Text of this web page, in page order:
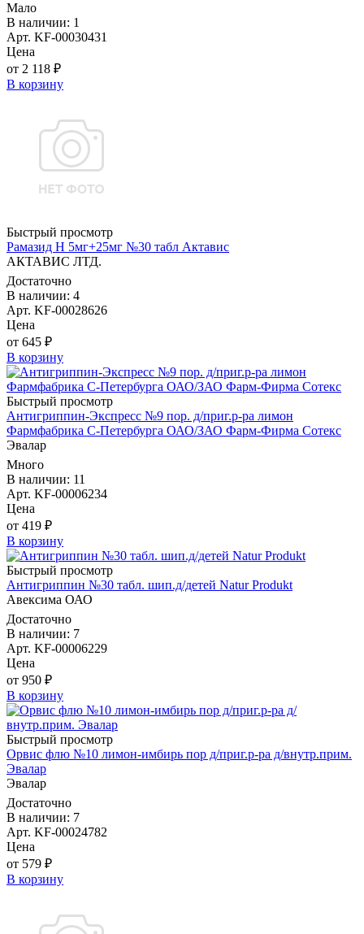
Мало
В наличии: 1
Арт. KF-00030431
Цена
от 2 118 ₽
В корзину
Быстрый просмотр
Рамазид Н 5мг+25мг №30 табл Актавис
АКТАВИС ЛТД.
Достаточно
В наличии: 4
Арт. KF-00028626
Цена
от 645 ₽
В корзину
Быстрый просмотр
Антигриппин-Экспресс №9 пор. д/приг.р-ра лимон
Фармфабрика С-Петербурга ОАО/ЗАО Фарм-Фирма Сотекс
Эвалар
Много
В наличии: 11
Арт. KF-00006234
Цена
от 419 ₽
В корзину
Быстрый просмотр
Антигриппин №30 табл. шип.д/детей Natur Produkt
Авексима ОАО
Достаточно
В наличии: 7
Арт. KF-00006229
Цена
от 950 ₽
В корзину
Быстрый просмотр
Орвис флю №10 лимон-имбирь пор д/приг.р-ра д/внутр.прим.
Эвалар
Эвалар
Достаточно
В наличии: 7
Арт. KF-00024782
Цена
от 579 ₽
В корзину